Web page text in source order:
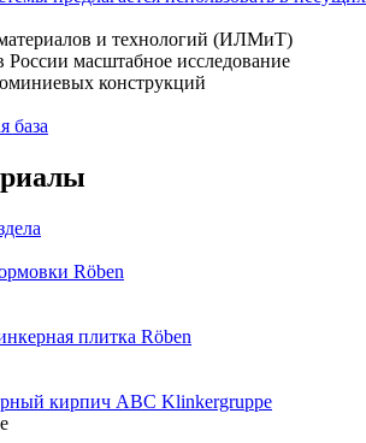
и технологий (ИЛМиТ)
России масштабное исследование
конструкций
база
Röben
плитка Röben
кирпич ABC Klinkergruppe